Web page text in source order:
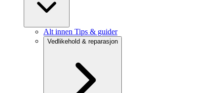
Alt innen Tips & guider
Vedlikehold & reparasjon